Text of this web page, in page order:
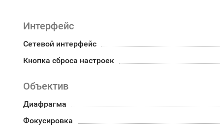
Интерфейс
Сетевой интерфейс
Кнопка сброса настроек
Объектив
Диафрагма
Фокусировка